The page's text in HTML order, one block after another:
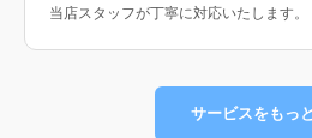
当店スタッフが丁寧に対応いたします。
サービスをもっ